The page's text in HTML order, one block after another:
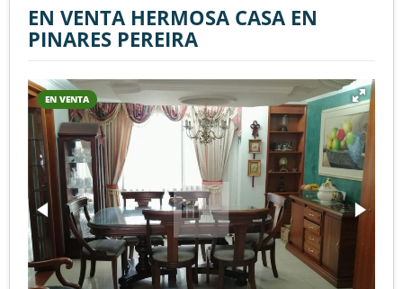
EN VENTA HERMOSA CASA EN
PINARES PEREIRA
EN VENTA